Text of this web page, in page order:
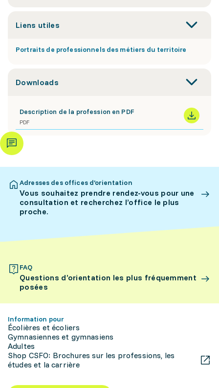
Liens utiles
Portraits de professionnels des métiers du territoire
Downloads
Description de la profession en PDF
PDF
Adresses des offices d’orientation
Vous souhaitez prendre rendez-vous pour une
consultation et recherchez l’office le plus
proche.
FAQ
Questions d’orientation les plus fréquemment
posées
Information pour
Écolières et écoliers
Gymnasiennes et gymnasiens
Adultes
Shop CSFO: Brochures sur les professions, les
études et la carrière